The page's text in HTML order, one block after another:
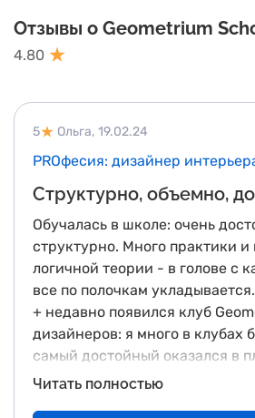
Отзывы о Geometrium
4.80
5 19.02.24
Ольга,
PROфесия: дизайнер
Структурно, объемно,
Обучалась в школе: очень
структурно. Много практики и
логичной теории - в голове с
все по полочкам укладывается.
+ недавно появился клуб
дизайнеров: я много в клубах
самый достойный оказался в
наполнения и контента
Читать полностью